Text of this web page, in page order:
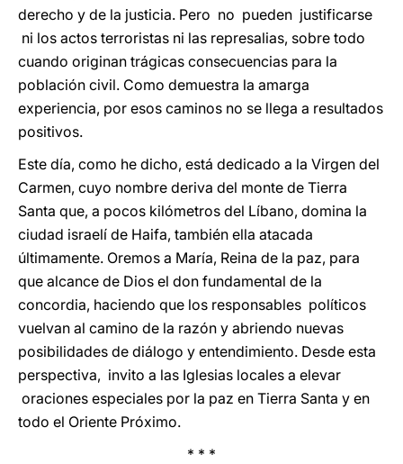
derecho y de la justicia. Pero no pueden justificarse
ni los actos terroristas ni las represalias, sobre todo
cuando originan trágicas consecuencias para la
población civil. Como demuestra la amarga
experiencia, por esos caminos no se llega a resultados
positivos.
Este día, como he dicho, está dedicado a la Virgen del
Carmen, cuyo nombre deriva del monte de Tierra
Santa que, a pocos kilómetros del Líbano, domina la
ciudad israelí de Haifa, también ella atacada
últimamente. Oremos a María, Reina de la paz, para
que alcance de Dios el don fundamental de la
concordia, haciendo que los responsables políticos
vuelvan al camino de la razón y abriendo nuevas
posibilidades de diálogo y entendimiento. Desde esta
perspectiva, invito a las Iglesias locales a elevar
oraciones especiales por la paz en Tierra Santa y en
todo el Oriente Próximo.
* * *